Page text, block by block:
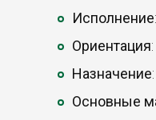
Исполнение
Ориентация
Назначение
Основные